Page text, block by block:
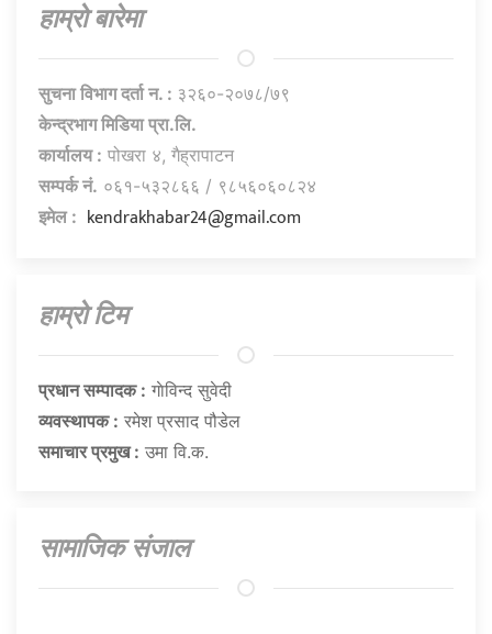
हाम्राे बारेमा
सुचना विभाग दर्ता न. : ३२६०-२०७८/७९
केन्द्रभाग मिडिया प्रा.लि.
कार्यालय : पोखरा ४, गैह्रापाटन
सम्पर्क नं. ०६१-५३२८६६ / ९८५६०६०८२४
इमेल : kendrakhabar24@gmail.com
हाम्राे टिम
प्रधान सम्पादक : गाेविन्द सुवेदी
व्यवस्थापक : रमेश प्रसाद पौडेल
समाचार प्रमुख : उमा वि.क.
सामाजिक संजाल